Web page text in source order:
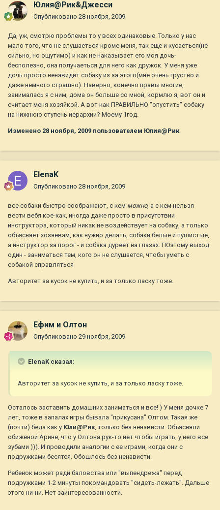
Юлия@Рик&Джесси
Опубликовано 28 ноября, 2009
Да, уж, смотрю проблемы то у всех одинаковые. Только у нас
мало того, что не слушаеться кроме меня, так еще и кусаеться(не
сильно, но ощутимо) и как не наказывает его моя дочь-
бесполезно, она получаеться для него как дружок. У меня уже
дочь просто ненавидит собаку из за этого(мне очень грустно и
даже немного страшно). Наверно, конечно правы многие,
занималась я с ним, дома он больше со мной, кормлю я, вот он и
считает меня хозяйкой. А вот как ПРАВИЛЬНО "опустить" собаку
на нижнюю ступень иерархии? Моему 1год.
Изменено 28 ноября, 2009 пользователем Юлия@Рик
ElenaK
Опубликовано 28 ноября, 2009
все собаки быстро соображают, с кем можно, а с кем нельзя
вести вебя кое-как, иногда даже просто в присутствии
инструктора, который никак не воздействует на собаку, а только
объясняет хозяевам, как нужно делать, собаки белые и пушистые,
а инструктор за порог - и собака дуреет на глазах. ПОэтому выход
один - заниматься тем, кого он не слушается, чтобы уметь с
собакой справляться
Авторитет за кусок не купить, и за только ласку тоже.
Ефим и Олтон
Опубликовано 29 ноября, 2009
ElenaK сказал:
Авторитет за кусок не купить, и за только ласку тоже.
Осталось заставить домашних заниматься и все! ) У меня дочке 7
лет, тоже в запалах игры бывала "прикусана" Олтом. Такая же
(почти) беда как у Юли@Рик, только без ненависти. Объясняли
обиженой Арине, что у Олтона рук-то нет чтобы играть, у него все
зубами ))). И проводили аналогии с ее играми, когда они с
подружками бесятся. Обошлось без ненависти.
Ребенок может ради баловства или "выпендрежа" перед
подружками 1-2 минуты покомандовать "сидеть-лежать". Дальше
этого ни-ни. Нет заинтересованности.